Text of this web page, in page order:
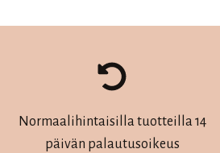
Normaalihintaisilla tuotteilla 14
päivän palautusoikeus